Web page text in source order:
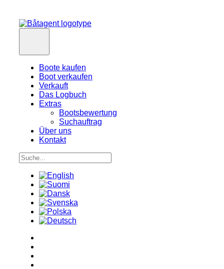
Boote kaufen
Boot verkaufen
Verkauft
Das Logbuch
Extras
Bootsbewertung
Suchauftrag
Über uns
Kontakt